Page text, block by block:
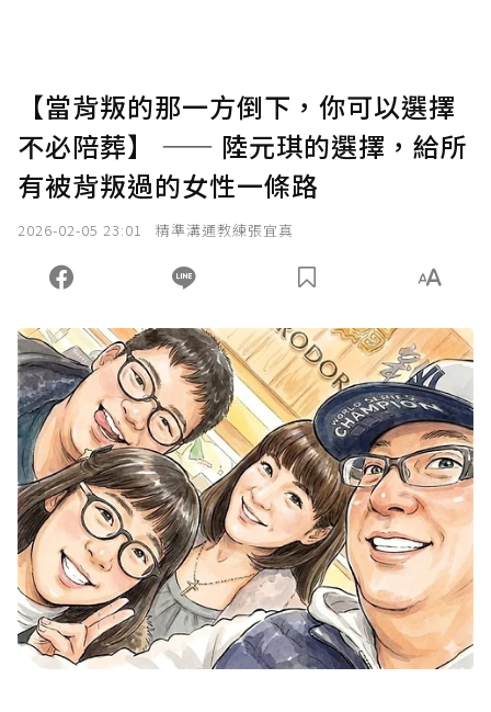
【當背叛的那一方倒下，你可以選擇
不必陪葬】 —— 陸元琪的選擇，給所
有被背叛過的女性一條路
2026-02-05 23:01 精準溝通教練張宜真